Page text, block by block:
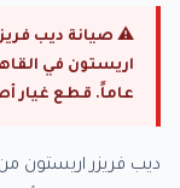
عاماً. قطع غيار
ديب فريزر اريستون